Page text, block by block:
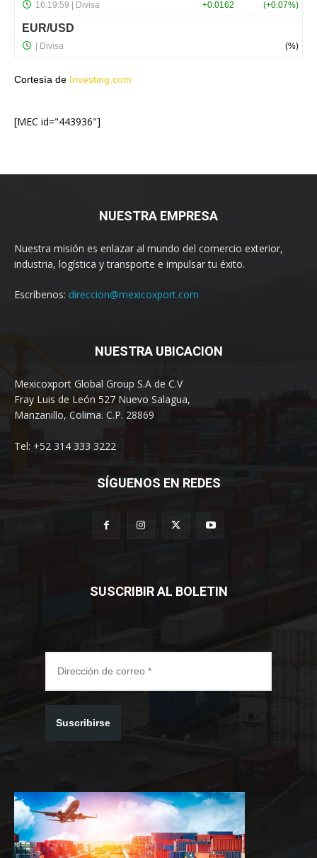
Cortesía de Investing.com
[MEC id="443936"]
NUESTRA EMPRESA
Nuestra misión es enlazar al mundo del comercio exterior,
industria, logística y transporte e impulsar tu éxito.
Escríbenos: direccion@mexicoxport.com
NUESTRA UBICACION
Mexicoxport Global Group S.A de C.V
Fray Luis de León 527 Nuevo Salagua,
Manzanillo, Colima. C.P. 28869
Tel: +52 314 333 3222
SÍGUENOS EN REDES
SUSCRIBIR AL BOLETIN
Suscribirse